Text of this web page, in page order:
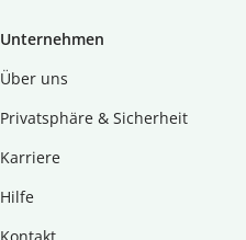
Unternehmen
Über uns
Privatsphäre & Sicherheit
Karriere
Hilfe